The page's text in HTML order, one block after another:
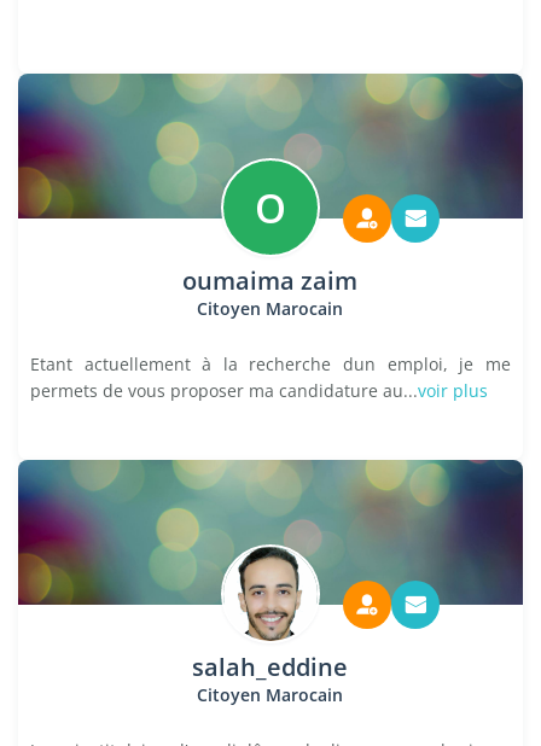
O
oumaima zaim
Citoyen Marocain
Etant actuellement à la recherche dun emploi, je me
permets de vous proposer ma candidature au...voir plus
salah_eddine
Citoyen Marocain